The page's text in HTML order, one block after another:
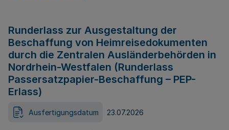
Runderlass zur Ausgestaltung der
Beschaffung von Heimreisedokumenten
durch die Zentralen Ausländerbehörden in
Nordrhein-Westfalen (Runderlass
Passersatzpapier-Beschaffung – PEP-
Erlass)
Ausfertigungsdatum 23.07.2026